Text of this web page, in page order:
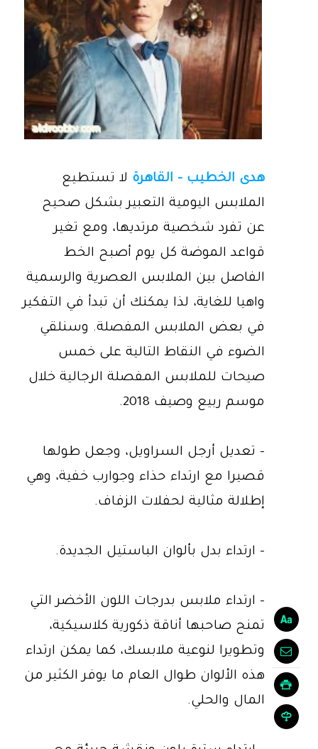
هدى الخطيب - القاهرة لا تستطيع
الملابس اليومية التعبير بشكل صحيح
عن تفرد شخصية مرتديها، ومع تغير
قواعد الموضة كل يوم أصبح الخط
الفاصل بين الملابس العصرية والرسمية
واهيا للغاية، لذا يمكنك أن تبدأ في التفكير
في بعض الملابس المفصلة. وسنلقي
الضوء في النقاط التالية على خمس
صيحات للملابس المفصلة الرجالية خلال
موسم ربيع وصيف 2018.
- تعديل أرجل السراويل، وجعل طولها
قصيرا مع ارتداء حذاء وجوارب خفية، وهي
إطلالة مثالية لحفلات الزفاف.
- ارتداء بدل بألوان الباستيل الجديدة.
- ارتداء ملابس بدرجات اللون الأخضر التي
تمنح صاحبها أناقة ذكورية كلاسيكية،
وتطويرا لنوعية ملابسك، كما يمكن ارتداء
هذه الألوان طوال العام ما يوفر الكثير من
المال والحلي.